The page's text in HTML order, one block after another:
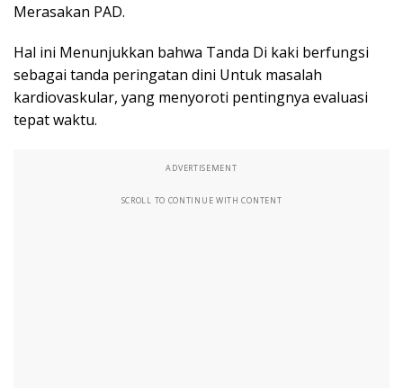
Merasakan PAD.
Hal ini Menunjukkan bahwa Tanda Di kaki berfungsi
sebagai tanda peringatan dini Untuk masalah
kardiovaskular, yang menyoroti pentingnya evaluasi
tepat waktu.
ADVERTISEMENT
SCROLL TO CONTINUE WITH CONTENT